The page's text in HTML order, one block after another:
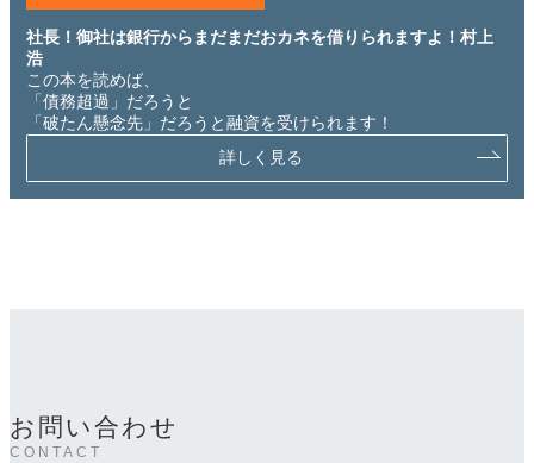
社長！御社は銀行からまだまだおカネを借りられますよ！村上
浩
この本を読めば、
「債務超過」だろうと
「破たん懸念先」だろうと融資を受けられます！
詳しく見る
お問い合わせ
CONTACT